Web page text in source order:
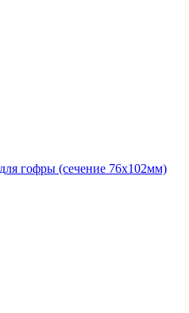
гофры (сечение 76х102мм)